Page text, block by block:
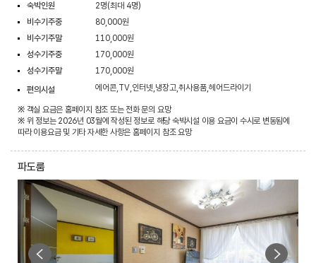
숙박인원
2명(최대 4명)
비수기주중
80,000원
비수기주말
110,000원
성수기주중
170,000원
성수기주말
170,000원
편의시설
에어콘,TV,인터넷,냉장고,취사용품,헤어드라이기
※ 객실 요금은 홈페이지 참조 또는 전화 문의 요망
※ 위 정보는 2026년 03월에 작성된 정보로 해당 숙박시설 이용 요금이 수시로 변동됨에
따라 이용요금 및 기타 자세한 사항은 홈페이지 참조 요망
파도룸